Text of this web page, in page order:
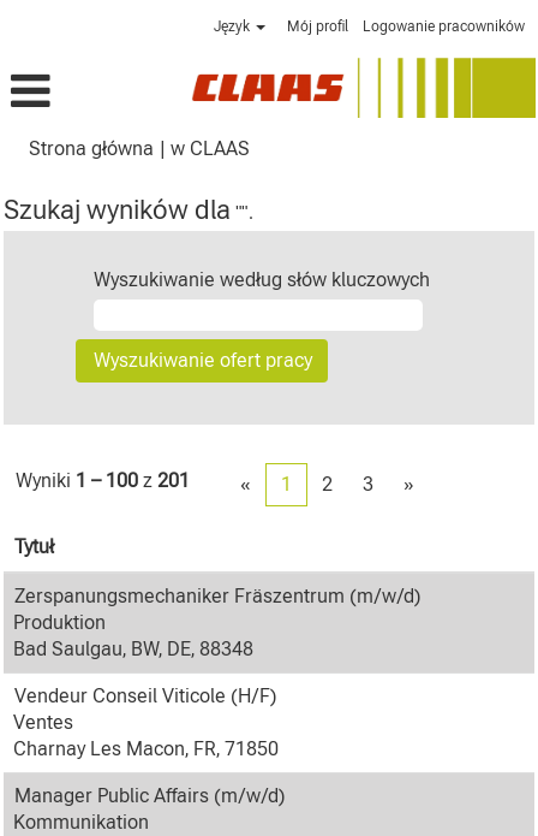
Język Mój profil Logowanie pracowników
Strona główna | w CLAAS
Szukaj wyników dla "".
Wyszukiwanie według słów kluczowych
Wyniki 1 – 100 z 201 « 1 2 3 »
Tytuł
Zerspanungsmechaniker Fräszentrum (m/w/d)
Produktion
Bad Saulgau, BW, DE, 88348
Vendeur Conseil Viticole (H/F)
Ventes
Charnay Les Macon, FR, 71850
Manager Public Affairs (m/w/d)
Kommunikation